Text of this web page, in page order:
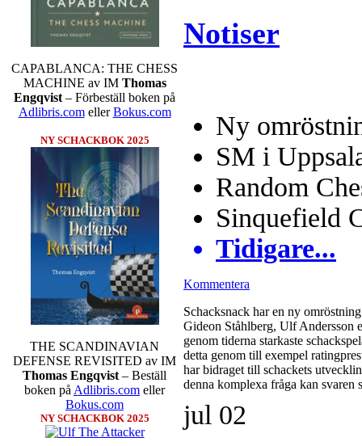
CAPABLANCA: THE CHESS
MACHINE av IM Thomas
Engqvist – Förbeställ boken på
Adlibris.comellerBokus.com
NY SCHACKBOK 2025
THE SCANDINAVIAN
DEFENSE REVISITED av IM
Thomas Engqvist – Beställ
boken på Adlibris.com eller
Bokus.com
NY SCHACKBOK 2025
Notiser
Ny
SM i
Random
Sinquefield
Tidigare...
Kommentera
Schacksnack har en ny
Gideon Ståhlberg, Ulf Andersson
genom tiderna starkaste
detta genom till exempel
har bidraget till schackets
denna komplexa fråga kan svaren
jul 02